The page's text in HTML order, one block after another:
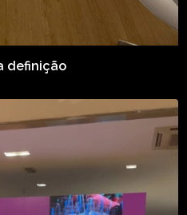
definição